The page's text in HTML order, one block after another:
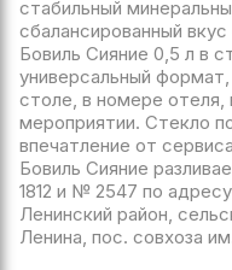
стабильный
сбалансированный
Бовиль Сияние 0,5 л в
универсальный
столе, в номере отеля,
мероприятии. Стекло
впечатление от
Бовиль Сияние
1812 и № 2547 по
Ленинский район,
Ленина, пос. совхоза